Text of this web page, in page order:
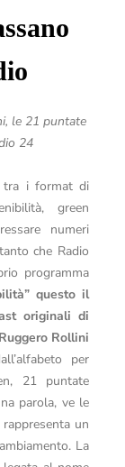
le 21 puntate
24
tra i format di
green
numeri
che Radio
programma
questo il
originali di
Rollini
per
21 puntate
parola, ve le
un
La